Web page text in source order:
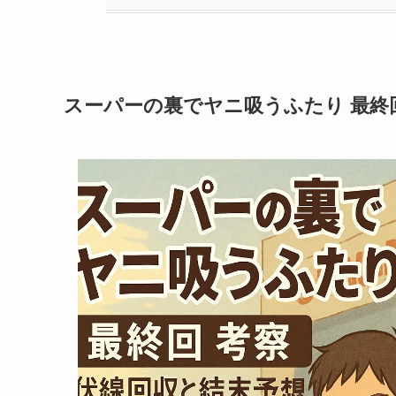
スーパーの裏でヤニ吸うふたり 最終